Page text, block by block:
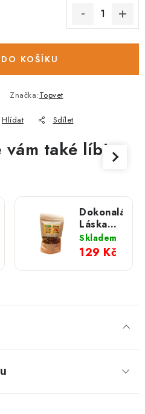
KOŠÍKU
Značka:Topvet
Hlídat Sdílet
vám také líbit
Dokonalá
Láska
B20 -
Šípek,
plod
sušený
Skladem
129 Kč